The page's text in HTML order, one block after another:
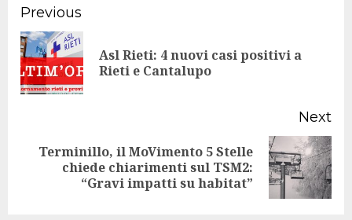
Continue
Reading
Previous
Asl Rieti: 4 nuovi casi positivi a
Rieti e Cantalupo
Next
Next
Terminillo, il MoVimento 5 Stelle
chiede chiarimenti sul TSM2:
“Gravi impatti su habitat”